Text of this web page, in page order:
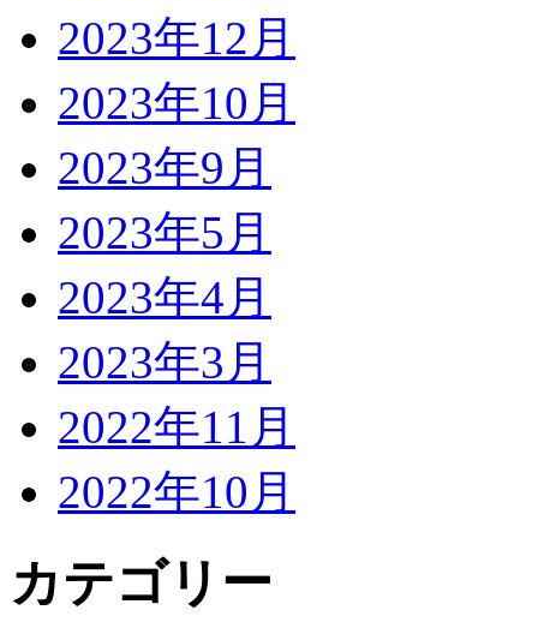
2023年12月
2023年10月
2023年9月
2023年5月
2023年4月
2023年3月
2022年11月
2022年10月
カテゴリー